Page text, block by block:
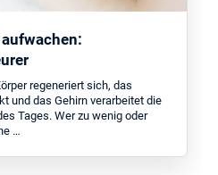
regeneriert sich, das
und das Gehirn verarbeitet die
Tages. Wer zu wenig oder
…